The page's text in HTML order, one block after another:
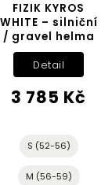
FIZIK KYROS
WHITE – silniční
/ gravel helma
3 785 Kč
Detail
S (52-56)
M (56-59)